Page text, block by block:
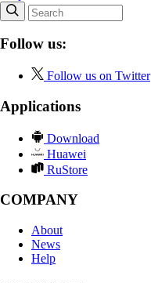
Follow us:
Follow us on Twitter
Applications
Download
Huawei
RuStore
COMPANY
About
News
Help